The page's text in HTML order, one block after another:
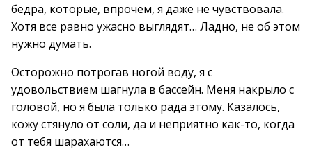
бедра, которые, впрочем, я даже не чувствовала.
Хотя все равно ужасно выглядят… Ладно, не об этом
нужно думать.
Осторожно потрогав ногой воду, я с
удовольствием шагнула в бассейн. Меня накрыло с
головой, но я была только рада этому. Казалось,
кожу стянуло от соли, да и неприятно как-то, когда
от тебя шарахаются…